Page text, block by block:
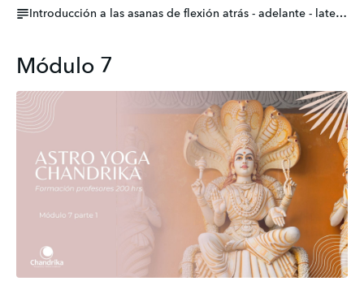
Introducción a las asanas de flexión atrás - adelante - lateral
Módulo 7